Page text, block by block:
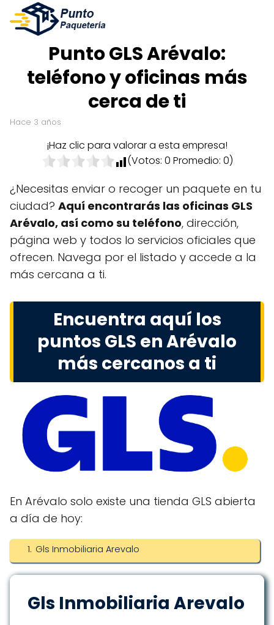
Punto GLS Arévalo:
teléfono y oficinas más
cerca de ti
hace 3 años
¡Haz clic para valorar a esta empresa!
(Votos: 0 Promedio: 0)
¿Necesitas enviar o recoger un paquete en tu
ciudad? Aquí encontrarás las oficinas GLS
Arévalo, así como su teléfono, dirección,
página web y todos lo servicios oficiales que
ofrecen. Navega por el listado y accede a la
más cercana a ti.
Encuentra aquí los
puntos GLS en Arévalo
más cercanos a ti
En Arévalo solo existe una tienda GLS abierta
a día de hoy:
Gls Inmobiliaria Arevalo
Gls Inmobiliaria Arevalo